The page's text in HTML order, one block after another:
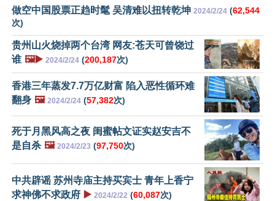
做空中国股票正趋时髦 吴清难以扭转乾坤 2024/2/24 (62,544
次)
贵州山火烧掉两个台湾 网友:苍天可曾饶过
谁 🖼️▶️ 2024/2/24 (200,187次)
香港三年蒸发7.7万亿财富 陷入恶性循环难
翻身 🖼️ 2024/2/24 (57,382次)
死于月黑风高之夜 闺蜜帖文证实赵安吉不
是自杀 🖼️ 2024/2/23 (97,750次)
中共辟谣 苏州寺庙主持买宾士 青年上香宁
求神佛不求政府 ▶️ 2024/2/22 (60,087次)